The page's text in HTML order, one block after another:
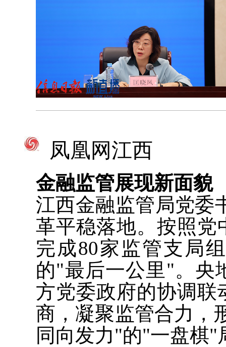
凤凰网江西
金融监管展现新面貌
江西金融监管局党委
革平稳落地。按照党
完成80家监管支局
的"最后一公里"。央
方党委政府的协调联
商，凝聚监管合力，
同向发力"的"一盘棋"